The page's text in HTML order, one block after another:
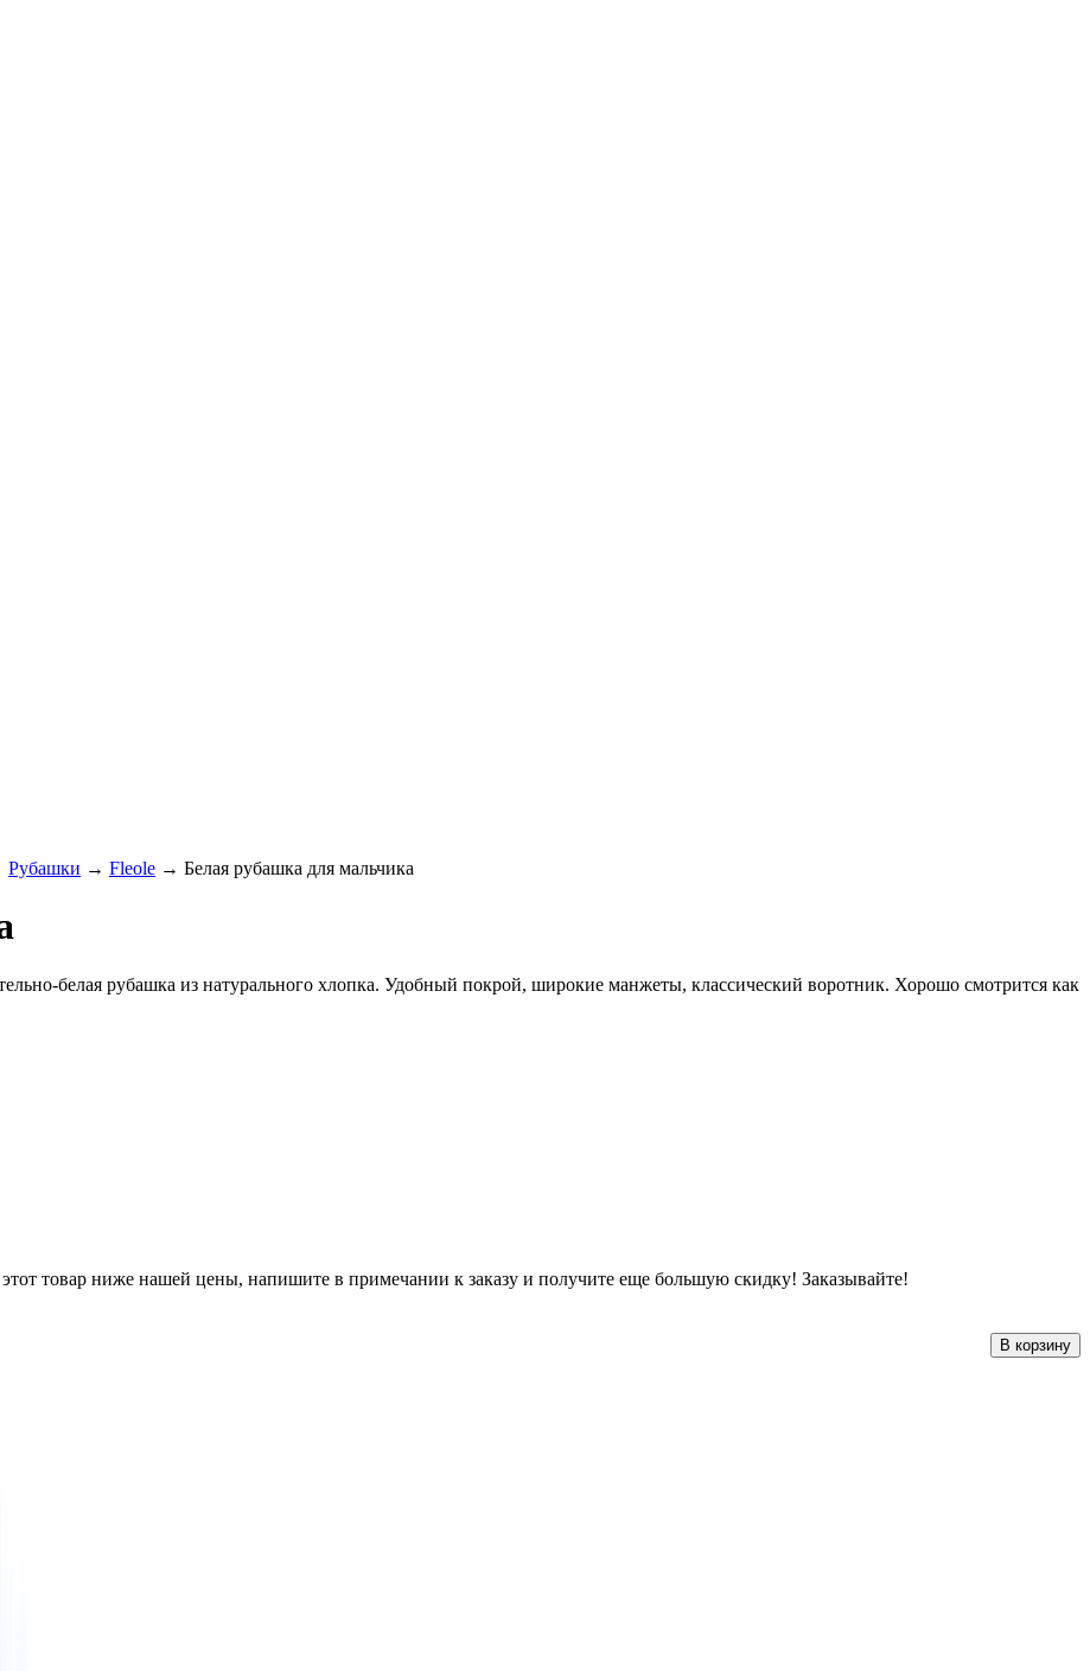
Рубашки → Fleole → Белая рубашка для мальчика
белая рубашка из натурального хлопка. Удобный покрой, широкие манжеты, классический воротник. Хорошо смотрится как
товар ниже нашей цены, напишите в примечании к заказу и получите еще большую скидку! Заказывайте!